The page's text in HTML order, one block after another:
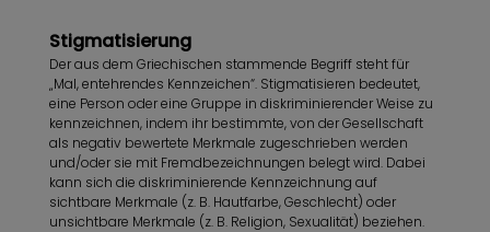
Stigmatisierung
Der aus dem Griechischen stammende Begriff steht für
„Mal, entehrendes Kennzeichen“. Stigmatisieren bedeutet,
eine Person oder eine Gruppe in diskriminierender Weise zu
kennzeichnen, indem ihr bestimmte, von der Gesellschaft
als negativ bewertete Merkmale zugeschrieben werden
und/oder sie mit Fremdbezeichnungen belegt wird. Dabei
kann sich die diskriminierende Kennzeichnung auf
sichtbare Merkmale (z. B. Hautfarbe, Geschlecht) oder
unsichtbare Merkmale (z. B. Religion, Sexualität) beziehen.